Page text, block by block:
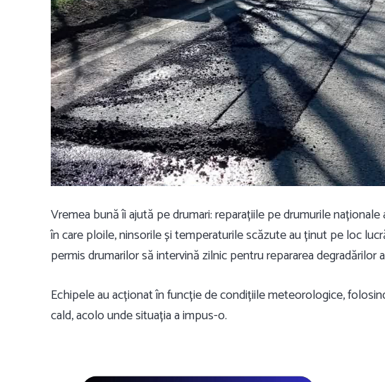
Vremea bună îi ajută pe drumari: reparațiile pe drumurile
în care ploile, ninsorile și temperaturile scăzute au ținut pe loc
permis drumarilor să intervină zilnic pentru repararea
Echipele au acționat în funcție de condițiile meteorologice,
cald, acolo unde situația a impus-o.